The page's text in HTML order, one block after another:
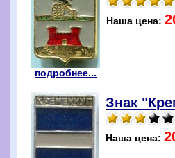
подробнее...
Наша цена:
Знак
Наша цена: